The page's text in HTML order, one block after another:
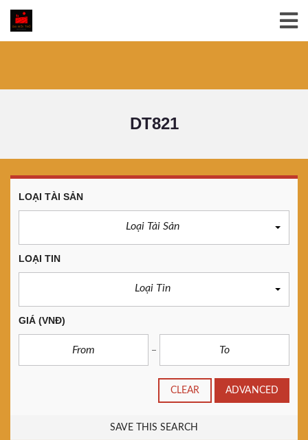
DT821
LOẠI TÀI SẢN
Loại Tài Sản
LOẠI TIN
Loại Tin
GIÁ (VNĐ)
CLEAR ADVANCED
SAVE THIS SEARCH